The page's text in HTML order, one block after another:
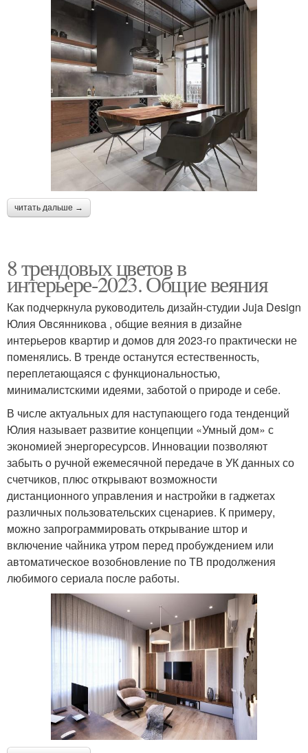
читать дальше →
8 трендовых цветов в
интерьере-2023. Общие веяния
Как подчеркнула руководитель дизайн-студии Juja Design
Юлия Овсянникова , общие веяния в дизайне
интерьеров квартир и домов для 2023-го практически не
поменялись. В тренде останутся естественность,
переплетающаяся с функциональностью,
минималистскими идеями, заботой о природе и себе.
В числе актуальных для наступающего года тенденций
Юлия называет развитие концепции «Умный дом» с
экономией энергоресурсов. Инновации позволяют
забыть о ручной ежемесячной передаче в УК данных со
счетчиков, плюс открывают возможности
дистанционного управления и настройки в гаджетах
различных пользовательских сценариев. К примеру,
можно запрограммировать открывание штор и
включение чайника утром перед пробуждением или
автоматическое возобновление по ТВ продолжения
любимого сериала после работы.